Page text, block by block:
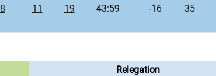
8 11 19 43:59 -16 35
Relegation